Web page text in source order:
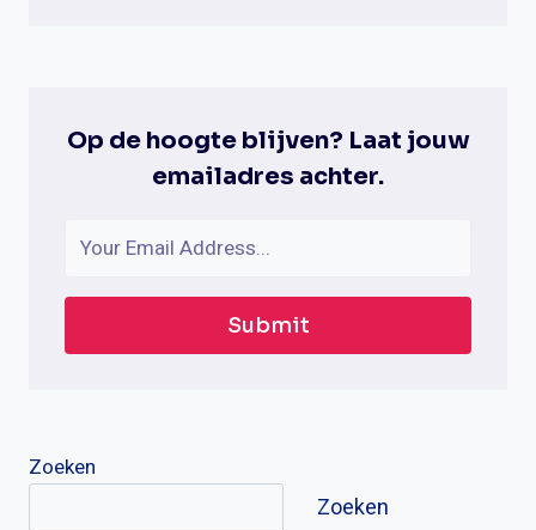
Op de hoogte blijven? Laat jouw
emailadres achter.
Submit
Zoeken
Zoeken